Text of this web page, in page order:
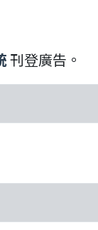
刊登廣告。